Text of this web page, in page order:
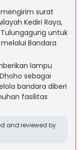
surat
Kediri Raya,
Tulungagung untuk
Bandara
lampu
sebagai
bandara diberi
fasilitas
and reviewed by